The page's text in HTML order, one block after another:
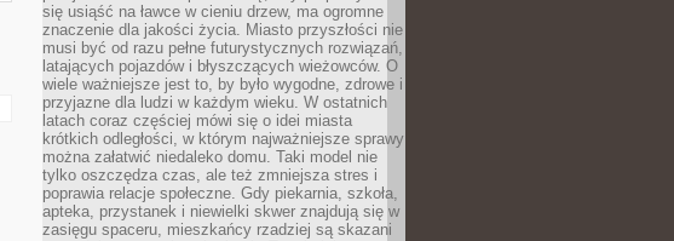
się usiąść na ławce w cieniu drzew, ma ogromne
znaczenie dla jakości życia. Miasto przyszłości nie
musi być od razu pełne futurystycznych rozwiązań,
latających pojazdów i błyszczących wieżowców. O
wiele ważniejsze jest to, by było wygodne, zdrowe i
przyjazne dla ludzi w każdym wieku. W ostatnich
latach coraz częściej mówi się o idei miasta
krótkich odległości, w którym najważniejsze sprawy
można załatwić niedaleko domu. Taki model nie
tylko oszczędza czas, ale też zmniejsza stres i
poprawia relacje społeczne. Gdy piekarnia, szkoła,
apteka, przystanek i niewielki skwer znajdują się w
zasięgu spaceru, mieszkańcy rzadziej są skazani